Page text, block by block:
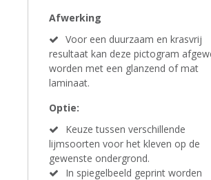
Afwerking
Voor een duurzaam en krasvrij
resultaat kan deze pictogram
worden met een glanzend of mat
laminaat.
Optie:
Keuze tussen verschillende
lijmsoorten voor het kleven op de
gewenste ondergrond.
In spiegelbeeld geprint worden